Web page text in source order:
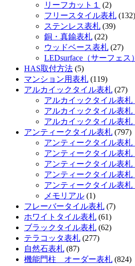
リーフカット１
(2)
フリースタイル表札 (132)
ステンレス表札 (39)
銅・真鍮表札 (22)
ウッドベース表札 (27)
LEDsurface（サーフェス
HAS取付方法 (5)
マンション用表札 (119)
アルカイックタイル表札 (27)
アルカイックタイル表札
アルカイックタイル表札
アルカイックタイル表札
アンティークタイル表札 (797)
アンティークタイル表札
アンティークタイル表札
アンティークタイル表札
アンティークタイル表札
アンティークタイル表札
メモリアル (1)
フレーバータイル表札 (7)
ホワイトタイル表札 (61)
ブラックタイル表札 (62)
テラコッタ表札 (277)
自然石表札 (87)
機能門柱 オーダー表札 (824)